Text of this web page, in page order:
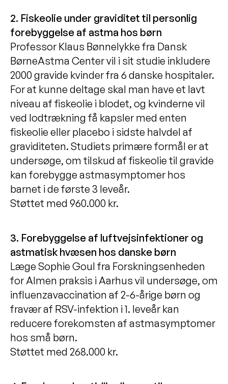
2. Fiskeolie under graviditet til personlig
forebyggelse af astma hos børn
Professor Klaus Bønnelykke fra Dansk
BørneAstma Center vil i sit studie inkludere
2000 gravide kvinder fra 6 danske hospitaler.
For at kunne deltage skal man have et lavt
niveau af fiskeolie i blodet, og kvinderne vil
ved lodtrækning få kapsler med enten
fiskeolie eller placebo i sidste halvdel af
graviditeten. Studiets primære formål er at
undersøge, om tilskud af fiskeolie til gravide
kan forebygge astmasymptomer hos
barnet i de første 3 leveår.
Støttet med 960.000 kr.
3. Forebyggelse af luftvejsinfektioner og
astmatisk hvæsen hos danske børn
Læge Sophie Goul fra Forskningsenheden
for Almen praksis i Aarhus vil undersøge, om
influenzavaccination af 2-6-årige børn og
fravær af RSV-infektion i 1. leveår kan
reducere forekomsten af astmasymptomer
hos små børn.
Støttet med 268.000 kr.